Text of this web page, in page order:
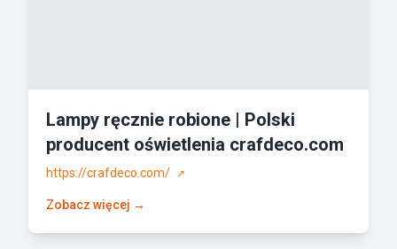
Lampy ręcznie robione | Polski
producent oświetlenia crafdeco.com
https://crafdeco.com/ ↗
Zobacz więcej →